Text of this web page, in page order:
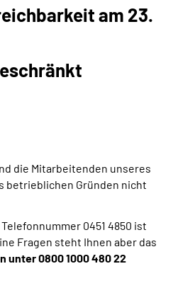
(DGS)
am 23.
die Mitarbeitenden unseres
betrieblichen Gründen nicht
0451 4850 ist
Fragen steht Ihnen aber das
0800 1000 480 22